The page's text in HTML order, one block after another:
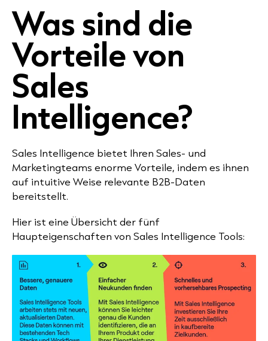
Was sind die
Vorteile von
Sales
Intelligence?
Sales Intelligence bietet Ihren Sales- und
Marketingteams enorme Vorteile, indem es ihnen
auf intuitive Weise relevante B2B-Daten
bereitstellt.
Hier ist eine Übersicht der fünf
Haupteigenschaften von Sales Intelligence Tools: